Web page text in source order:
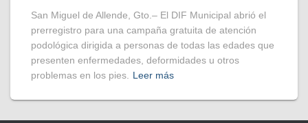
San Miguel de Allende, Gto.– El DIF Municipal abrió el
prerregistro para una campaña gratuita de atención
podológica dirigida a personas de todas las edades que
presenten enfermedades, deformidades u otros
problemas en los pies.
Leer más